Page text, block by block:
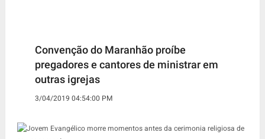
Convenção do Maranhão proíbe
pregadores e cantores de ministrar em
outras igrejas
3/04/2019 04:54:00 PM